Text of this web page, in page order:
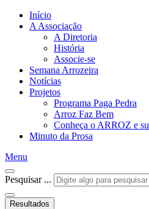
Início
A Associação
A Diretoria
História
Associe-se
Semana Arrozeira
Notícias
Projetos
Programa Paga Pedra
Arroz Faz Bem
Conheça o ARROZ e
Minuto da Prosa
Menu
Pesquisar ...
Resultados